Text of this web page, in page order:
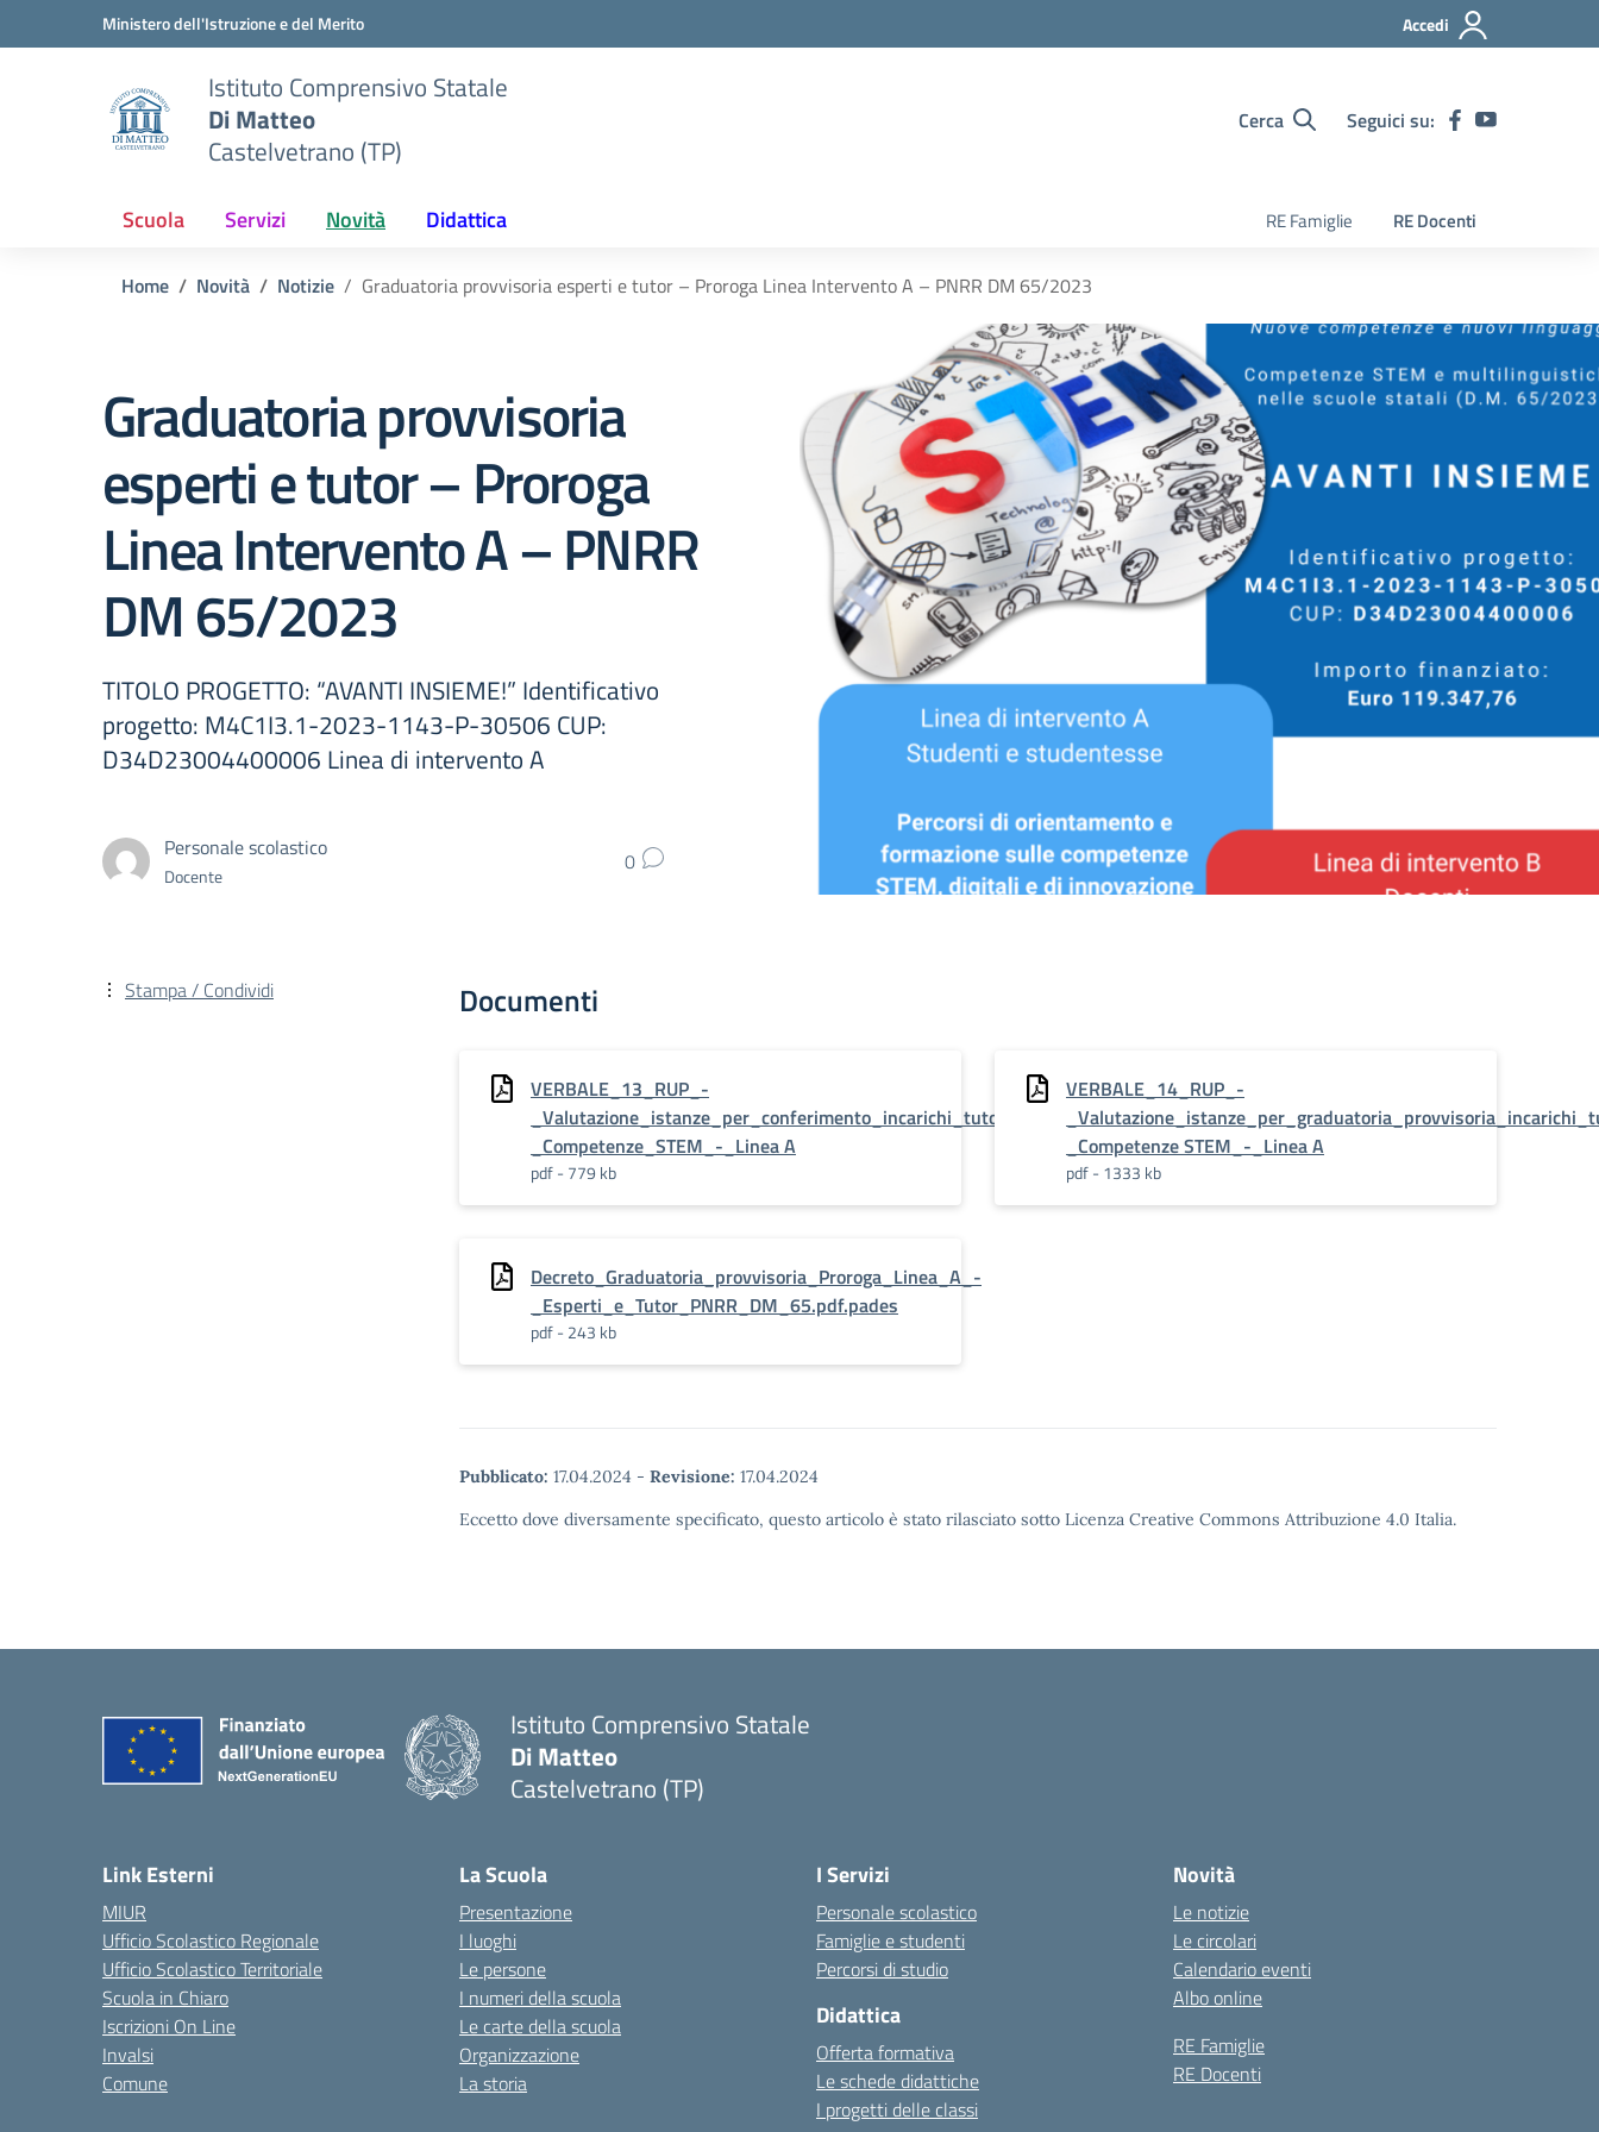
Vai ai contenuti
Vai al menu di navigazioneMinistero dell'Istruzione e del Merito Accedi
Istituto Comprensivo Statale
Di Matteo
Castelvetrano (TP)
Cerca Seguici su:
Scuola Servizi Novità Didattica RE Famiglie RE Docenti
Home Novità Notizie Graduatoria provvisoria esperti e tutor – Proroga Linea Intervento A – PNRR DM 65/2023
Graduatoria provvisoria
esperti e tutor – Proroga
Linea Intervento A – PNRR
DM 65/2023
TITOLO PROGETTO: “AVANTI INSIEME!” Identificativo
progetto: M4C1I3.1-2023-1143-P-30506 CUP:
D34D23004400006 Linea di intervento A
Personale scolastico
Docente 0
Documenti
VERBALE_13_RUP_-
_Valutazione_istanze_per_conferimento_incarichi_tutor_PNRR_DM_65_-
_Competenze_STEM_-_Linea A
pdf - 779 kb
VERBALE_14_RUP_-
_Competenze STEM_-_Linea A
pdf - 1333 kb
Decreto_Graduatoria_provvisoria_Proroga_Linea_A_-
_Esperti_e_Tutor_PNRR_DM_65.pdf.pades
pdf - 243 kb
Pubblicato: 17.04.2024 - Revisione: 17.04.2024
Eccetto dove diversamente specificato, questo articolo è stato rilasciato sotto Licenza Creative Commons Attribuzione 4.0 Italia.
Stampa / Condividi
Istituto Comprensivo Statale
Di Matteo
Castelvetrano (TP)
Link Esterni
MIUR
Ufficio Scolastico Regionale
Ufficio Scolastico Territoriale
Scuola in Chiaro
Iscrizioni On Line
Invalsi
Comune
La Scuola
Presentazione
I luoghi
Le persone
I numeri della scuola
Le carte della scuola
Organizzazione
La storia
I Servizi
Personale scolastico
Famiglie e studenti
Percorsi di studio
Didattica
Offerta formativa
Le schede didattiche
I progetti delle classi
Novità
Le notizie
Le circolari
Calendario eventi
Albo online
RE Famiglie
RE Docenti